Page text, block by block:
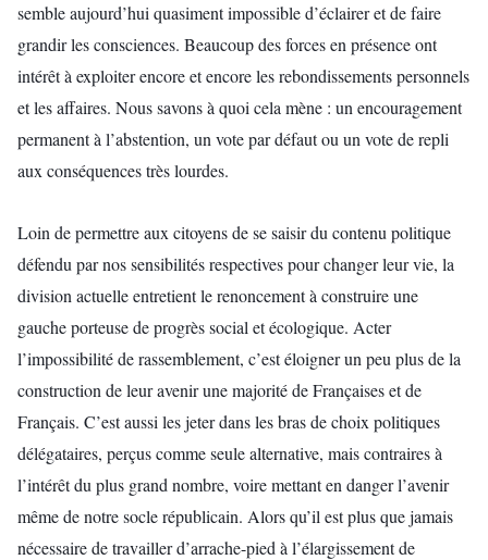
semble aujourd’hui quasiment impossible d’éclairer et de faire
grandir les consciences. Beaucoup des forces en présence ont
intérêt à exploiter encore et encore les rebondissements personnels
et les affaires. Nous savons à quoi cela mène : un encouragement
permanent à l’abstention, un vote par défaut ou un vote de repli
aux conséquences très lourdes.
Loin de permettre aux citoyens de se saisir du contenu politique
défendu par nos sensibilités respectives pour changer leur vie, la
division actuelle entretient le renoncement à construire une
gauche porteuse de progrès social et écologique. Acter
l’impossibilité de rassemblement, c’est éloigner un peu plus de la
construction de leur avenir une majorité de Françaises et de
Français. C’est aussi les jeter dans les bras de choix politiques
délégataires, perçus comme seule alternative, mais contraires à
l’intérêt du plus grand nombre, voire mettant en danger l’avenir
même de notre socle républicain. Alors qu’il est plus que jamais
nécessaire de travailler d’arrache-pied à l’élargissement de